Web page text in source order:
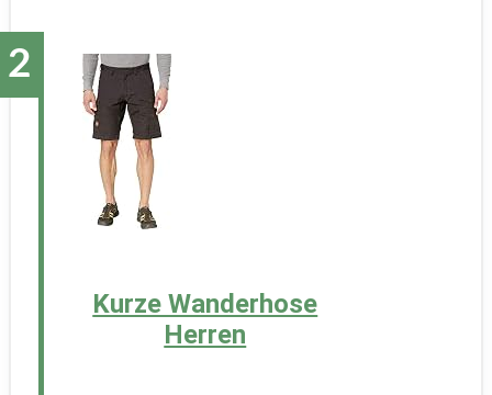
Kurze Wanderhose
Herren